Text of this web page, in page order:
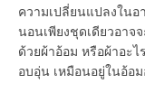
ความเปลี่ยนแปลงใน
นอนเพียงชุดเดียวอาจ
ด้วยผ้าอ้อม หรือผ้าอะไ
อบอุ่น เหมือนอยู่ในอ้อ